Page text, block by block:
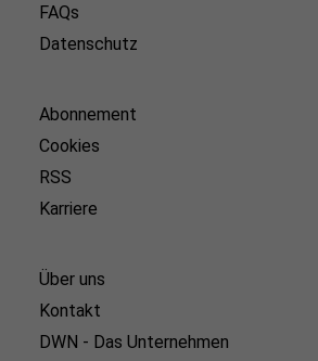
FAQs
Datenschutz
Abonnement
Cookies
RSS
Karriere
Über uns
Kontakt
DWN - Das Unternehmen